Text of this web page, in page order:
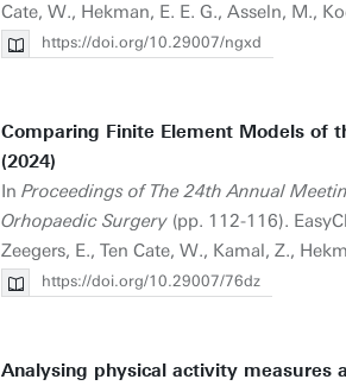
Cate, W., Hekman, E. E. G., Asseln, M.,
https://doi.org/10.29007/ngxd
Comparing Finite Element Models of
(2024)
In Proceedings of The 24th Annual
Orhopaedic Surgery(pp. 112-116).
Zeegers, E., Ten Cate, W., Kamal, Z.,
https://doi.org/10.29007/76dz
Analysing physical activity